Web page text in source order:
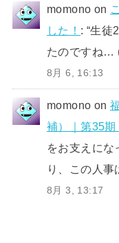
momono on
した！ : “生徒
たのですね…
8月 6, 16:13
momono on
補）｜第35
をお支えにな
り、この人
8月 3, 13:17